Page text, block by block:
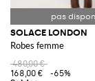
SOLACE LONDON
Robes femme
480,00 €
168,00 €
-65%